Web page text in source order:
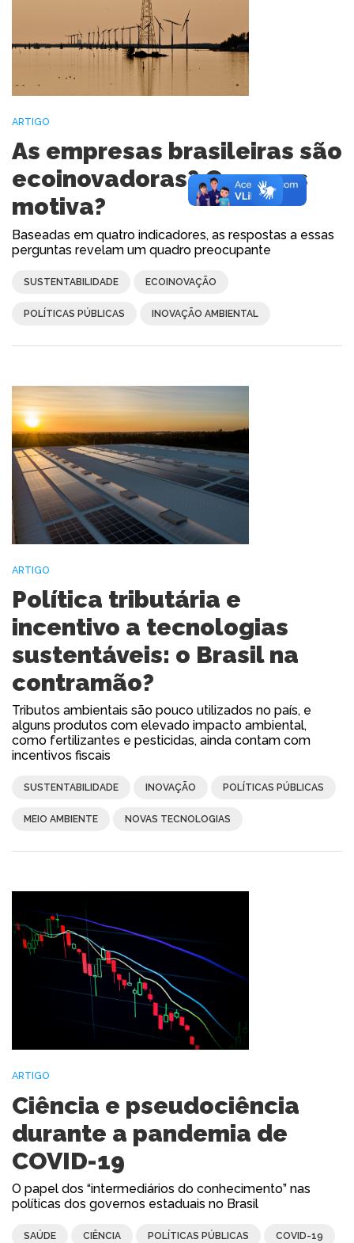
ARTIGO
As empresas brasileiras são
ecoinovadoras? O que as
motiva?
Baseadas em quatro indicadores, as respostas a essas
perguntas revelam um quadro preocupante
SUSTENTABILIDADE ECOINOVAÇÃO
POLÍTICAS PÚBLICAS INOVAÇÃO AMBIENTAL
ARTIGO
Política tributária e
incentivo a tecnologias
sustentáveis: o Brasil na
contramão?
Tributos ambientais são pouco utilizados no país, e
alguns produtos com elevado impacto ambiental,
como fertilizantes e pesticidas, ainda contam com
incentivos fiscais
SUSTENTABILIDADE INOVAÇÃO POLÍTICAS PÚBLICAS
MEIO AMBIENTE NOVAS TECNOLOGIAS
ARTIGO
Ciência e pseudociência
durante a pandemia de
COVID-19
O papel dos “intermediários do conhecimento” nas
políticas dos governos estaduais no Brasil
SAÚDE CIÊNCIA POLÍTICAS PÚBLICAS COVID-19